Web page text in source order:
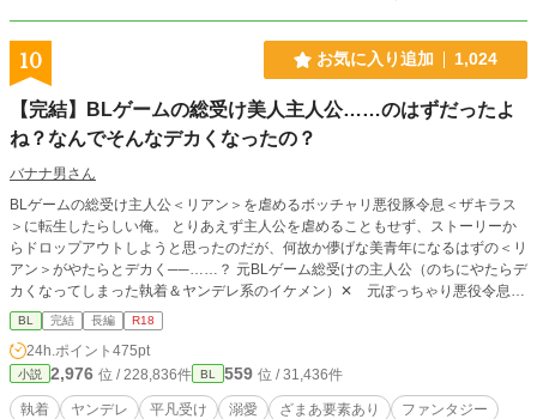
10 お気に入り追加 1,024
【完結】BLゲームの総受け美人主人公……のはずだったよ
ね？なんでそんなデカくなったの？
バナナ男さん
BLゲームの総受け主人公＜リアン＞を虐めるボッチャリ悪役豚令息＜ザキラス
＞に転生したらしい俺。 とりあえず主人公を虐めることもせず、ストーリーか
らドロップアウトしようと思ったのだが、何故か儚げな美青年になるはずの＜リ
アン＞がやたらとデカく──……？ 元BLゲーム総受けの主人公（のちにやたらデ
カくなってしまった執着＆ヤンデレ系のイケメン）✕ 元ぽっちゃり悪役令息
（のちに普通体型、平凡マイペース男） 主人公視点は、どちらかというとギャ
クテイストですが、攻め視点はダーク路線なので、スカッとハッピーエンドがお
好みの方は主人公視点でどうかページを閉じて下さいεミ(o_□_)o
BL 完結 長編 R18
24h.ポイント 475pt
小説 2,976 位 / 228,836件 BL 559 位 / 31,436件
執着 ヤンデレ 平凡受け 溺愛 ざまあ要素あり
ファンタジー